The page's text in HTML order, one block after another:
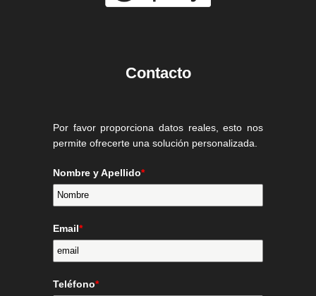
Contacto
Por favor proporciona datos reales, esto nos
permite ofrecerte una solución personalizada.
Nombre y Apellido*
Email*
Teléfono*